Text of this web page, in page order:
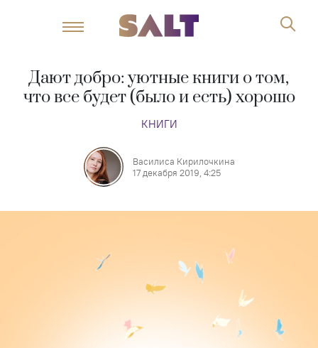
Дают добро: уютные книги о том,
что все будет (было и есть) хорошо
КНИГИ
Василиса Кирилочкина
17 декабря 2019, 4:25